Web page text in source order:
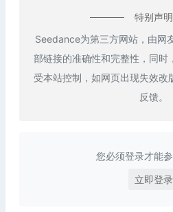
特别声明
Seedance为第三方网站，由网
部链接的准确性和完整性，同时
受本站控制，如网页出现失效改
反馈。
您必须登录才能参
立即登录